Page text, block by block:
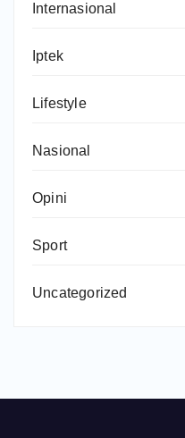
Internasional
Iptek
Lifestyle
Nasional
Opini
Sport
Uncategorized